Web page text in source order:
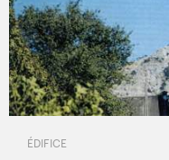
ÉDIFICE